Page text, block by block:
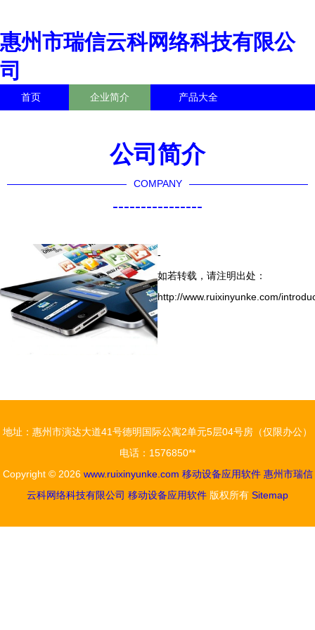
惠州市瑞信云科网络科技有限公
司
首页 企业简介 产品大全
公司简介
COMPANY
----------------
-
如若转载，请注明出处：
http://www.ruixinyunke.com/
地址：惠州市演达大道41号德明国际公寓2单元5层04号房（仅限办公）
电话：1576850**
Copyright © 2026 www.ruixinyunke.com 移动设备应用软件 惠州市瑞信
云科网络科技有限公司 移动设备应用软件 版权所有 Sitemap